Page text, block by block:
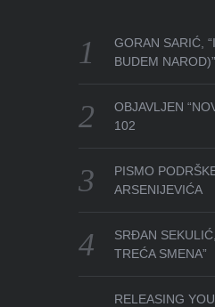
GORAN SARIĆ,
BUDEM NAROD)”
OBJAVLJEN
102
PISMO
ARSENIJEVIĆA
SRĐAN
TREĆA SMENA”
RELEASING